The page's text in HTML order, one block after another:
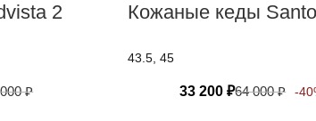
2
₽
Кожаные кеды
43.5, 45
33 200₽64 000₽ -